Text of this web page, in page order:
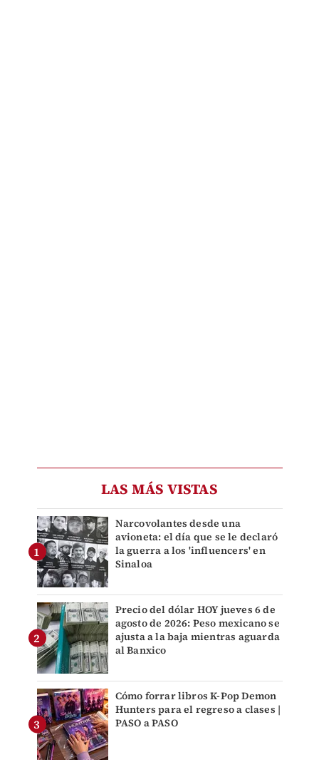
LAS MÁS VISTAS
Narcovolantes desde una
avioneta: el día que se le declaró
la guerra a los 'influencers' en
Sinaloa
Precio del dólar HOY jueves 6 de
agosto de 2026: Peso mexicano se
ajusta a la baja mientras aguarda
al Banxico
Cómo forrar libros K-Pop Demon
Hunters para el regreso a clases |
PASO a PASO